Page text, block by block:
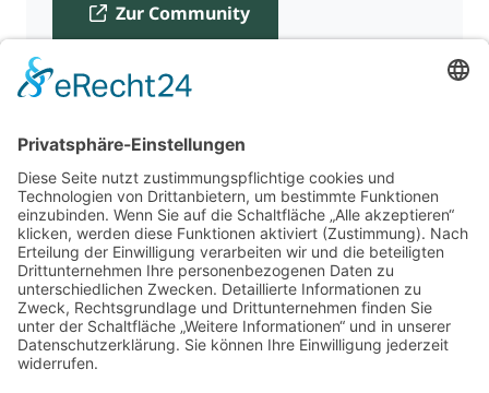
Zur Community
Für Beratende
Kontakt
Über uns